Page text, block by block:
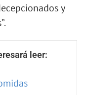
y
leer: